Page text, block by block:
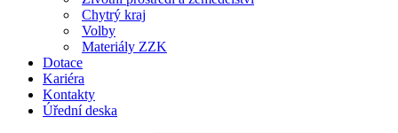
Chytrý kraj
Volby
Materiály ZZK
Dotace
Kariéra
Kontakty
Úřední deska